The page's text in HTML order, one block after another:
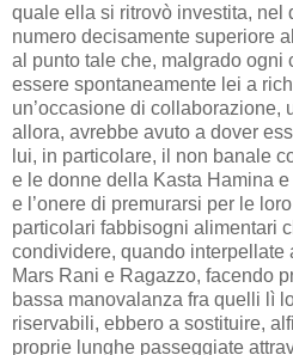
quale ella si ritrovò investita, nel
numero decisamente superiore
al punto tale che, malgrado ogni
essere spontaneamente lei a
un’occasione di collaborazione,
allora, avrebbe avuto a dover
lui, in particolare, il non banale
e le donne della Kasta Hamina e
e l’onere di premurarsi per le
particolari fabbisogni alimentari
condividere, quando interpellate
Mars Rani e Ragazzo, facendo
bassa manovalanza fra quelli lì
riservabili, ebbero a sostituire,
proprie lunghe passeggiate